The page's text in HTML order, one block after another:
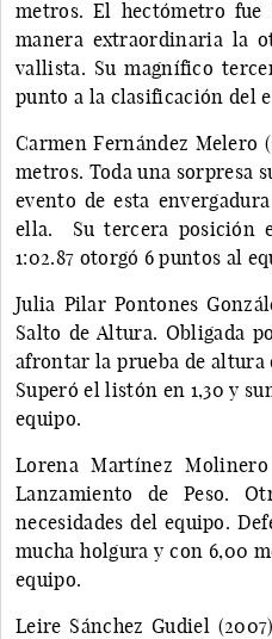
metros. El hectómetro
manera extraordinaria la
vallista. Su magnífico
punto a la clasificación del
Carmen Fernández Melero
metros. Toda una sorpresa
evento de esta
ella. Su tercera posición
1:02.87 otorgó 6 puntos al
Julia Pilar Pontones
Salto de Altura. Obligada
afrontar la prueba de altura
Superó el listón en 1,30 y
equipo.
Lorena Martínez
Lanzamiento de Peso.
necesidades del equipo.
mucha holgura y con 6,00
equipo.
Leire Sánchez Gudiel